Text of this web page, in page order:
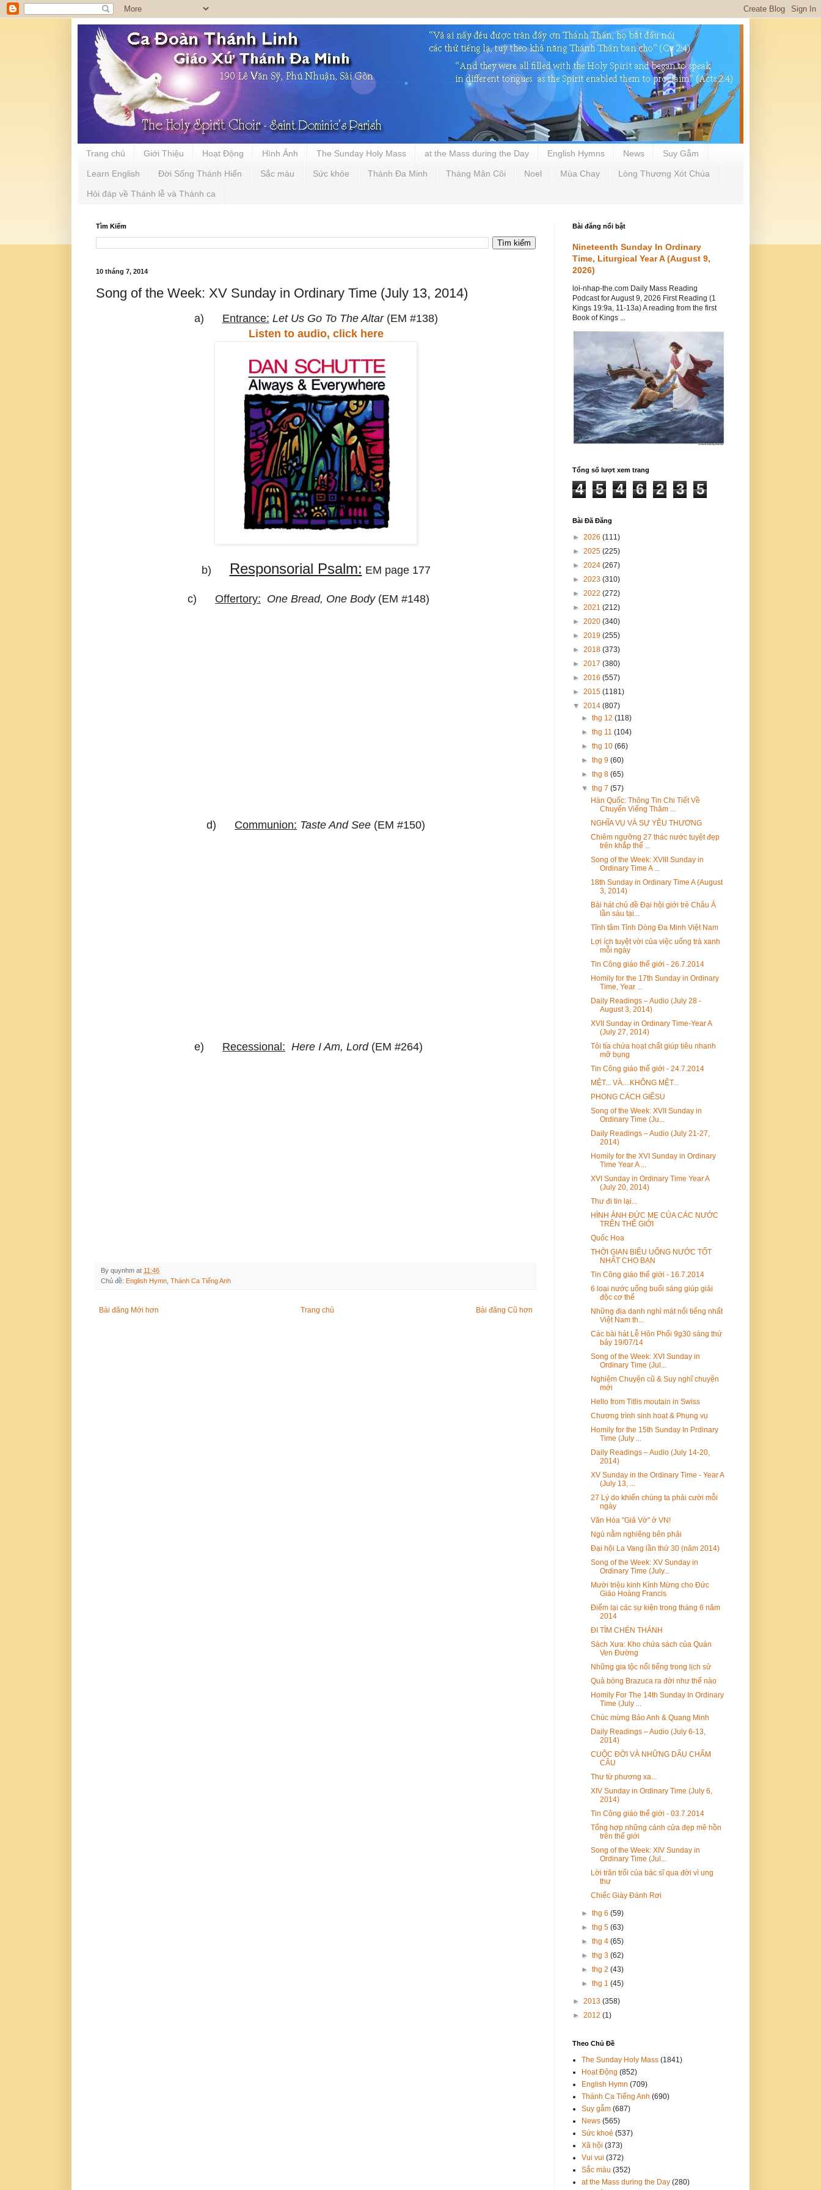
Trang chủ Giới Thiệu Hoạt Động Hình Ảnh The Sunday Holy Mass at the Mass during the Day English Hymns News Suy Gẫm
Learn English Đời Sống Thánh Hiến Sắc màu Sức khỏe Thánh Đa Minh Tháng Mân Côi Noel Mùa Chay Lòng Thương Xót Chúa
Hỏi đáp về Thánh lễ và Thánh ca
Tìm Kiếm
10 tháng 7, 2014
Song of the Week: XV Sunday in Ordinary Time (July 13, 2014)
a) Entrance: Let Us Go To The Altar(EM #138)
Listen to audio, click here
b) Responsorial Psalm: EM page 177
c) Offertory: One Bread, One Body(EM #148)
d) Communion: Taste And See (EM #150)
e) Recessional: Here I Am, Lord(EM #264)
By quynhm at 11:46
Chủ đề: English Hymn Thánh Ca Tiếng Anh
Bài đăng Mới hơn Bài đăng Cũ hơn
Trang chủ
Bài đăng nổi bật
Nineteenth Sunday In Ordinary
Time, Liturgical Year A (August 9,
2026)
loi-nhap-the.com Daily Mass Reading
Podcast for August 9, 2026 First Reading (1
Kings 19:9a, 11-13a) A reading from the first
Book of Kings ...
Tổng số lượt xem trang
4 5 4 6 2 3 5
Bài Đã Đăng
► 2026 (111)
► 2025 (225)
► 2024 (267)
► 2023 (310)
► 2022 (272)
► 2021 (212)
► 2020 (340)
► 2019 (255)
► 2018 (373)
► 2017 (380)
► 2016 (557)
► 2015 (1181)
▼ 2014 (807)
►thg 12(118)
►thg 11(104)
►thg 10(66)
►thg 9(60)
►thg 8(65)
▼thg 7(57)
Hàn Quốc: Thông Tin Chi Tiết Về
Chuyến Viếng Thăm ...
NGHĨA VỤ VÀ SỰ YÊU THƯƠNG
Chiêm ngưỡng 27 thác nước tuyệt đẹp
trên khắp thế ...
Song of the Week: XVIII Sunday in
Ordinary Time A ...
18th Sunday in Ordinary Time A (August
3, 2014)
Bài hát chủ đề Đại hội giới trẻ Châu Á
lần sáu tại...
Tĩnh tâm Tỉnh Dòng Đa Minh Việt Nam
Lợi ích tuyệt vời của việc uống trà xanh
mỗi ngày
Tin Công giáo thế giới - 26.7.2014
Homily for the 17th Sunday in Ordinary
Time, Year ...
Daily Readings – Audio (July 28 -
August 3, 2014)
XVII Sunday in Ordinary Time-Year A
(July 27, 2014)
Tỏi tía chứa hoạt chất giúp tiêu nhanh
mỡ bụng
Tin Công giáo thế giới - 24.7.2014
MỆT... VÀ....KHÔNG MỆT...
PHONG CÁCH GIÊSU
Song of the Week: XVII Sunday in
Ordinary Time (Ju...
Daily Readings – Audio (July 21-27,
2014)
Homily for the XVI Sunday in Ordinary
Time Year A ...
XVI Sunday in Ordinary Time Year A
(July 20, 2014)
Thư đi tin lại...
HÌNH ẢNH ĐỨC MẸ CỦA CÁC NƯỚC
TRÊN THẾ GIỚI
Quốc Hoa
THỜI GIAN BIỂU UỐNG NƯỚC TỐT
NHẤT CHO BẠN
Tin Công giáo thế giới - 16.7.2014
6 loại nước uống buổi sáng giúp giải
độc cơ thể
Những địa danh nghỉ mát nổi tiếng nhất
Việt Nam th...
Các bài hát Lễ Hôn Phối 9g30 sáng thứ
bảy 19/07/14
Song of the Week: XVI Sunday in
Ordinary Time (Jul...
Nghiệm Chuyện cũ & Suy nghĩ chuyện
mới
Hello from Titlis moutain in Swiss
Chương trình sinh hoạt & Phụng vụ
Homily for the 15th Sunday In Prdinary
Time (July ...
Daily Readings – Audio (July 14-20,
2014)
XV Sunday in the Ordinary Time - Year A
(July 13, ...
27 Lý do khiến chúng ta phải cười mỗi
ngày
Văn Hóa "Giả Vờ" ở VN!
Ngủ nằm nghiêng bên phải
Đại hội La Vang lần thứ 30 (năm 2014)
Song of the Week: XV Sunday in
Ordinary Time (July...
Mười triệu kinh Kính Mừng cho Đức
Giáo Hoàng Francis
Điểm lại các sự kiện trong tháng 6 năm
2014
ÐI TÌM CHÉN THÁNH
Sách Xưa: Kho chứa sách của Quán
Ven Đường
Những gia tộc nổi tiếng trong lịch sử
Quả bóng Brazuca ra đời như thế nào
Homily For The 14th Sunday In Ordinary
Time (July ...
Chúc mừng Bảo Anh & Quang Minh
Daily Readings – Audio (July 6-13,
2014)
CUỘC ĐỜI VÀ NHỮNG DẤU CHẤM
CÂU
Thư từ phương xa...
XIV Sunday in Ordinary Time (July 6,
2014)
Tin Công giáo thế giới - 03.7.2014
Tổng hợp những cánh cửa đẹp mê hồn
trên thế giới
Song of the Week: XIV Sunday in
Ordinary Time (Jul...
Lời trăn trối của bác sĩ qua đời vì ung
thư
Chiếc Giày Đánh Rơi
►thg 6(59)
►thg 5(63)
►thg 4(65)
►thg 3(62)
►thg 2(43)
►thg 1(45)
► 2013 (358)
► 2012 (1)
Theo Chủ Đề
The Sunday Holy Mass (1841)
Hoạt Động (852)
English Hymn (709)
Thánh Ca Tiếng Anh (690)
Suy gẫm (687)
News (565)
Sức khoẻ (537)
Xã hội (373)
Vui vui (372)
Sắc màu (352)
at the Mass during the Day (280)